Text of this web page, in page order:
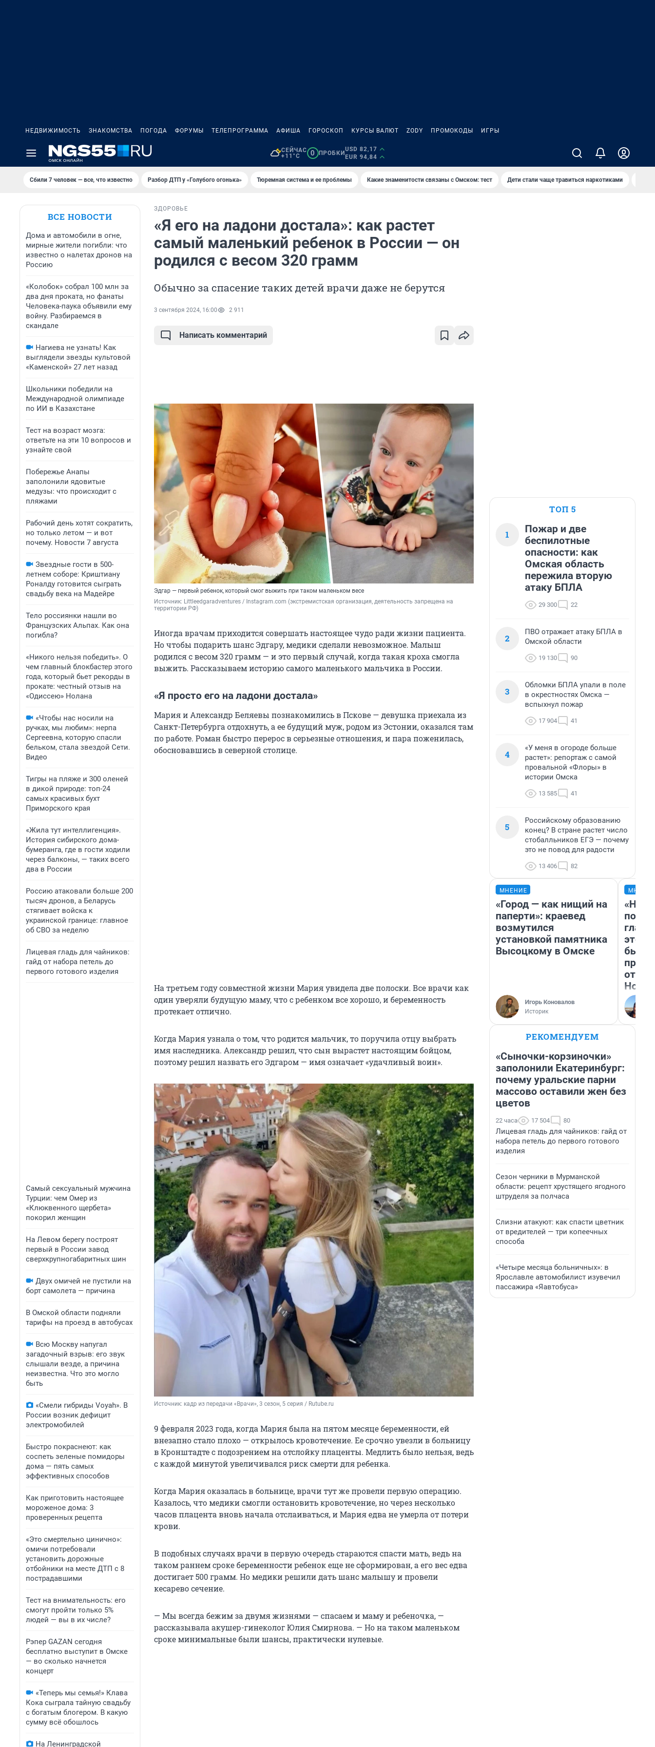
НЕДВИЖИМОСТЬ ЗНАКОМСТВА ПОГОДА ФОРУМЫ ТЕЛЕПРОГРАММА АФИША ГОРОСКОП КУРСЫ ВАЛЮТ ZODY ПРОМОКОДЫ ИГРЫ
СЕЙЧАС
+11°C
0 ПРОБКИ
USD 82,17
EUR 94,84
Сбили 7 человек — все, что известно Разбор ДТП у «Голубого огонька» Тюремная система и ее проблемы Какие знаменитости связаны с Омском: тест Дети стали чаще травиться наркотиками
ВСЕ НОВОСТИ
Дома и автомобили в огне,
мирные жители погибли: что
известно о налетах дронов на
Россию
«Колобок» собрал 100 млн за
два дня проката, но фанаты
Человека-паука объявили ему
войну. Разбираемся в
скандале
Нагиева не узнать! Как
выглядели звезды культовой
«Каменской» 27 лет назад
Школьники победили на
Международной олимпиаде
по ИИ в Казахстане
Тест на возраст мозга:
ответьте на эти 10 вопросов и
узнайте свой
Побережье Анапы
заполонили ядовитые
медузы: что происходит с
пляжами
Рабочий день хотят сократить,
но только летом — и вот
почему. Новости 7 августа
Звездные гости в 500-
летнем соборе: Криштиану
Роналду готовится сыграть
свадьбу века на Мадейре
Тело россиянки нашли во
Французских Альпах. Как она
погибла?
«Никого нельзя победить». О
чем главный блокбастер этого
года, который бьет рекорды в
прокате: честный отзыв на
«Одиссею» Нолана
«Чтобы нас носили на
ручках, мы любим»: нерпа
Сергеевна, которую спасли
бельком, стала звездой Сети.
Видео
Тигры на пляже и 300 оленей
в дикой природе: топ-24
самых красивых бухт
Приморского края
«Жила тут интеллигенция».
История сибирского дома-
бумеранга, где в гости ходили
через балконы, — таких всего
два в России
Россию атаковали больше 200
тысяч дронов, а Беларусь
стягивает войска к
украинской границе: главное
об СВО за неделю
Лицевая гладь для чайников:
гайд от набора петель до
первого готового изделия
Самый сексуальный мужчина
Турции: чем Омер из
«Клюквенного щербета»
покорил женщин
На Левом берегу построят
первый в России завод
сверхкрупногабаритных шин
Двух омичей не пустили на
борт самолета — причина
В Омской области подняли
тарифы на проезд в автобусах
Всю Москву напугал
загадочный взрыв: его звук
слышали везде, а причина
неизвестна. Что это могло
быть
«Смели гибриды Voyah». В
России возник дефицит
электромобилей
Быстро покраснеют: как
соспеть зеленые помидоры
дома — пять самых
эффективных способов
Как приготовить настоящее
мороженое дома: 3
проверенных рецепта
«Это смертельно цинично»:
омичи потребовали
установить дорожные
отбойники на месте ДТП с 8
пострадавшими
Тест на внимательность: его
смогут пройти только 5%
людей — вы в их числе?
Рэпер GAZAN сегодня
бесплатно выступит в Омске
— во сколько начнется
концерт
«Теперь мы семья!» Клава
Кока сыграла тайную свадьбу
с богатым блогером. В какую
сумму всё обошлось
На Ленинградской
ЗДОРОВЬЕ
«Я его на ладони достала»: как растет
самый маленький ребенок в России — он
родился с весом 320 грамм
Обычно за спасение таких детей врачи даже не берутся
3 сентября 2024, 16:00 2 911
Написать комментарий
Эдгар — первый ребенок, который смог выжить при таком маленьком весе
Источник: Littleedgaradventures / Instagram.com (экстремистская организация, деятельность запрещена на
территории РФ)
Иногда врачам приходится совершать настоящее чудо ради жизни пациента.
Но чтобы подарить шанс Эдгару, медики сделали невозможное. Малыш
родился с весом 320 грамм — и это первый случай, когда такая кроха смогла
выжить. Рассказываем историю самого маленького мальчика в России.
«Я просто его на ладони достала»
Мария и Александр Беляевы познакомились в Пскове — девушка приехала из
Санкт-Петербурга отдохнуть, а ее будущий муж, родом из Эстонии, оказался там
по работе. Роман быстро перерос в серьезные отношения, и пара поженилась,
обосновавшись в северной столице.
На третьем году совместной жизни Мария увидела две полоски. Все врачи как
один уверяли будущую маму, что с ребенком все хорошо, и беременность
протекает отлично.
Когда Мария узнала о том, что родится мальчик, то поручила отцу выбрать
имя наследника. Александр решил, что сын вырастет настоящим бойцом,
поэтому решил назвать его Эдгаром — имя означает «удачливый воин».
Источник: кадр из передачи «Врачи», 3 сезон, 5 серия / Rutube.ru
9 февраля 2023 года, когда Мария была на пятом месяце беременности, ей
внезапно стало плохо — открылось кровотечение. Ее срочно увезли в больницу
в Кронштадте с подозрением на отслойку плаценты. Медлить было нельзя, ведь
с каждой минутой увеличивался риск смерти для ребенка.
Когда Мария оказалась в больнице, врачи тут же провели первую операцию.
Казалось, что медики смогли остановить кровотечение, но через несколько
часов плацента вновь начала отслаиваться, и Мария едва не умерла от потери
крови.
В подобных случаях врачи в первую очередь стараются спасти мать, ведь на
таком раннем сроке беременности ребенок еще не сформирован, а его вес едва
достигает 500 грамм. Но медики решили дать шанс малышу и провели
кесарево сечение.
— Мы всегда бежим за двумя жизнями — спасаем и маму и ребеночка, —
рассказывала акушер-гинеколог Юлия Смирнова. — Но на таком маленьком
сроке минимальные были шансы, практически нулевые.
ТОП 5
1
Пожар и две
беспилотные
опасности: как
Омская область
пережила вторую
атаку БПЛА
29 300 22
2
ПВО отражает атаку БПЛА в
Омской области
19 130 90
3
Обломки БПЛА упали в поле
в окрестностях Омска —
вспыхнул пожар
17 904 41
4
«У меня в огороде больше
растет»: репортаж с самой
провальной «Флоры» в
истории Омска
13 585 41
5
Российскому образованию
конец? В стране растет число
стобалльников ЕГЭ — почему
это не повод для радости
13 406 82
МНЕНИЕ
«Город — как нищий на
паперти»: краевед
возмутился
установкой памятника
Высоцкому в Омске
Игорь Коновалов
Историк
этого
бьет
РЕКОМЕНДУЕМ
«Сыночки-корзиночки»
заполонили Екатеринбург:
почему уральские парни
массово оставили жен без
цветов
22 часа 17 504 80
Лицевая гладь для чайников: гайд от
набора петель до первого готового
изделия
Сезон черники в Мурманской
области: рецепт хрустящего ягодного
штруделя за полчаса
Слизни атакуют: как спасти цветник
от вредителей — три копеечных
способа
«Четыре месяца больничных»: в
Ярославле автомобилист изувечил
пассажира «Яавтобуса»